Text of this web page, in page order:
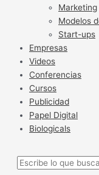
Marketing
Modelos
Start-ups
Empresas
Videos
Conferencias
Cursos
Publicidad
Papel Digital
Biologicals